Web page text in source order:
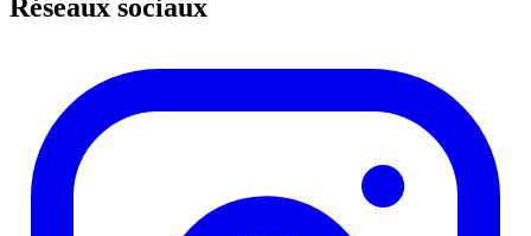
Réseaux sociaux